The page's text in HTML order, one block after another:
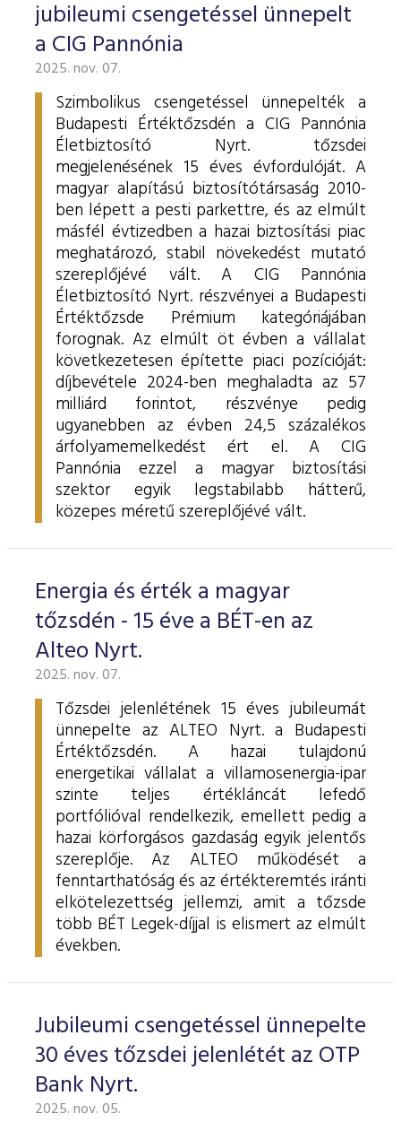
jubileumi csengetéssel ünnepelt
a CIG Pannónia
2025. nov. 07.
Szimbolikus csengetéssel ünnepelték a
Budapesti Értéktőzsdén a CIG Pannónia
Életbiztosító Nyrt. tőzsdei
megjelenésének 15 éves évfordulóját. A
magyar alapítású biztosítótársaság 2010-
ben lépett a pesti parkettre, és az elmúlt
másfél évtizedben a hazai biztosítási piac
meghatározó, stabil növekedést mutató
szereplőjévé vált. A CIG Pannónia
Életbiztosító Nyrt. részvényei a Budapesti
Értéktőzsde Prémium kategóriájában
forognak. Az elmúlt öt évben a vállalat
következetesen építette piaci pozícióját:
díjbevétele 2024-ben meghaladta az 57
milliárd forintot, részvénye pedig
ugyanebben az évben 24,5 százalékos
árfolyamemelkedést ért el. A CIG
Pannónia ezzel a magyar biztosítási
szektor egyik legstabilabb hátterű,
közepes méretű szereplőjévé vált.
Energia és érték a magyar
tőzsdén - 15 éve a BÉT-en az
Alteo Nyrt.
2025. nov. 07.
Tőzsdei jelenlétének 15 éves jubileumát
ünnepelte az ALTEO Nyrt. a Budapesti
Értéktőzsdén. A hazai tulajdonú
energetikai vállalat a villamosenergia-ipar
szinte teljes értékláncát lefedő
portfólióval rendelkezik, emellett pedig a
hazai körforgásos gazdaság egyik jelentős
szereplője. Az ALTEO működését a
fenntarthatóság és az értékteremtés iránti
elkötelezettség jellemzi, amit a tőzsde
több BÉT Legek-díjjal is elismert az elmúlt
években.
Jubileumi csengetéssel ünnepelte
30 éves tőzsdei jelenlétét az OTP
Bank Nyrt.
2025. nov. 05.